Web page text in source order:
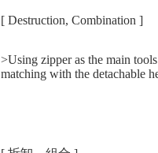
[ Destruction, Combination ]
>Using zipper as the main
matching with the detachable